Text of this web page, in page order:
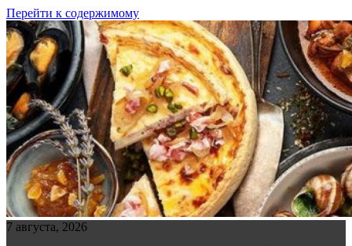
Перейти к содержимому
7 августа, 2026